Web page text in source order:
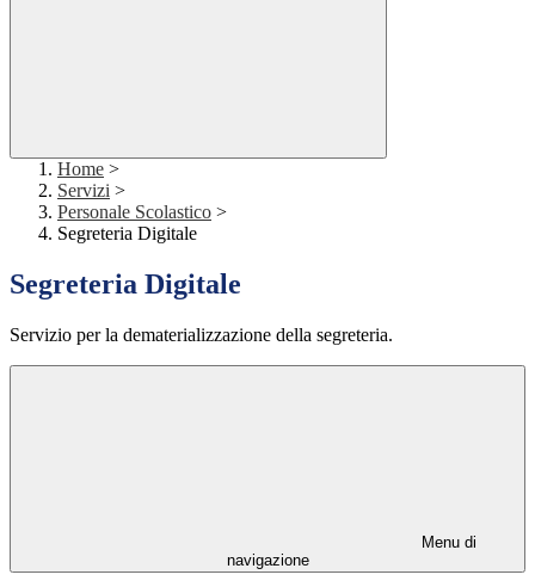
Home >
Servizi >
Personale Scolastico >
Segreteria Digitale
Segreteria Digitale
Servizio per la dematerializzazione della segreteria.
Menu di
navigazione